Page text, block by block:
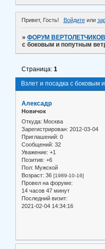
Привет, Гость! Войдитеили
»ФОРУМ ВЕРТОЛЕТЧИКОВ
с боковым и попутным
Взлет и посадка с боковым
Страница:1
Алексадр
Новичок
Откуда: Москва
Зарегистрирован: 2012-03-04
Приглашений: 0
Сообщений: 32
Уважение: +1
Позитив: +6
Пол: Мужской
Возраст: 36 [1989-10-16]
Провел на форуме:
14 часов 47 минут
Последний визит:
2021-02-04 14:34:16